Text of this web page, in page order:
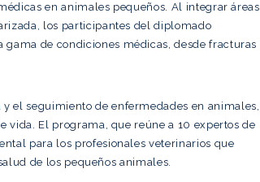
en animales pequeños. Al integrar áreas
los participantes del diplomado
de condiciones médicas, desde fracturas
el seguimiento de enfermedades en animales,
vida. El programa, que reúne a 10 expertos de
para los profesionales veterinarios que
de los pequeños animales.